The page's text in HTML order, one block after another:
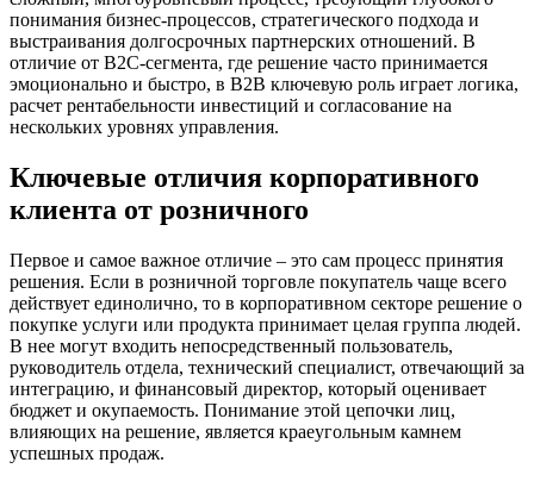
понимания бизнес-процессов, стратегического подхода и
выстраивания долгосрочных партнерских отношений. В
отличие от B2C-сегмента, где решение часто принимается
эмоционально и быстро, в B2B ключевую роль играет логика,
расчет рентабельности инвестиций и согласование на
нескольких уровнях управления.
Ключевые отличия корпоративного
клиента от розничного
Первое и самое важное отличие – это сам процесс принятия
решения. Если в розничной торговле покупатель чаще всего
действует единолично, то в корпоративном секторе решение о
покупке услуги или продукта принимает целая группа людей.
В нее могут входить непосредственный пользователь,
руководитель отдела, технический специалист, отвечающий за
интеграцию, и финансовый директор, который оценивает
бюджет и окупаемость. Понимание этой цепочки лиц,
влияющих на решение, является краеугольным камнем
успешных продаж.